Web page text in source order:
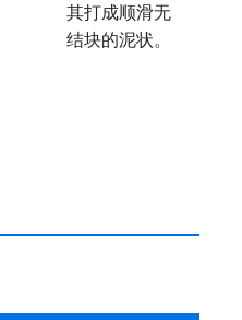
其打成顺滑无
结块的泥状。